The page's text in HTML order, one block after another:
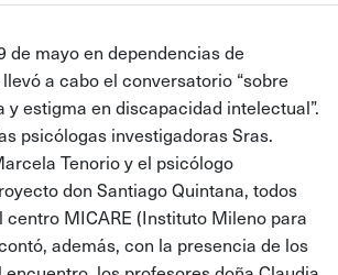
de mayo en dependencias de
a cabo el conversatorio “sobre
estigma en discapacidad intelectual”.
psicólogas investigadoras Sras.
Tenorio y el psicólogo
don Santiago Quintana, todos
centro MICARE (Instituto Mileno para
además, con la presencia de los